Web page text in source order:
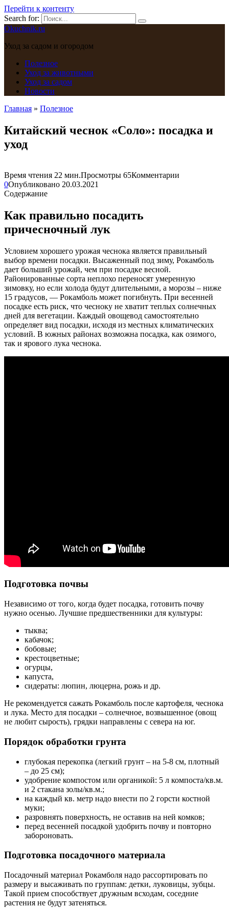
Перейти к контенту
Search for:
Okuchnik.ru
Уход за садом и огородом
Полезное
Уход за животными
Уход за садом
Новости
Главная » Полезное
Китайский чеснок «Соло»: посадка и
уход
Время чтения 22 мин.Просмотры 65Комментарии
0Опубликовано 20.03.2021
Содержание
Как правильно посадить
причесночный лук
Условием хорошего урожая чеснока является правильный
выбор времени посадки. Высаженный под зиму, Рокамболь
дает больший урожай, чем при посадке весной.
Районированные сорта неплохо переносят умеренную
зимовку, но если холода будут длительными, а морозы – ниже
15 градусов, — Рокамболь может погибнуть. При весенней
посадке есть риск, что чесноку не хватит теплых солнечных
дней для вегетации. Каждый овощевод самостоятельно
определяет вид посадки, исходя из местных климатических
условий. В южных районах возможна посадка, как озимого,
так и ярового лука чеснока.
Подготовка почвы
Независимо от того, когда будет посадка, готовить почву
нужно осенью. Лучшие предшественники для культуры:
тыква;
кабачок;
бобовые;
крестоцветные;
огурцы,
капуста,
сидераты: люпин, люцерна, рожь и др.
Не рекомендуется сажать Рокамболь после картофеля, чеснока
и лука. Место для посадки – солнечное, возвышенное (овощ
не любит сырость), грядки направлены с севера на юг.
Порядок обработки грунта
глубокая перекопка (легкий грунт – на 5-8 см, плотный
– до 25 см);
удобрение компостом или органикой: 5 л компоста/кв.м.
и 2 стакана золы/кв.м.;
на каждый кв. метр надо внести по 2 горсти костной
муки;
разровнять поверхность, не оставив на ней комков;
перед весенней посадкой удобрить почву и повторно
забороновать.
Подготовка посадочного материала
Посадочный материал Рокамболя надо рассортировать по
размеру и высаживать по группам: детки, луковицы, зубцы.
Такой прием способствует дружным всходам, соседние
растения не будут затеняться.